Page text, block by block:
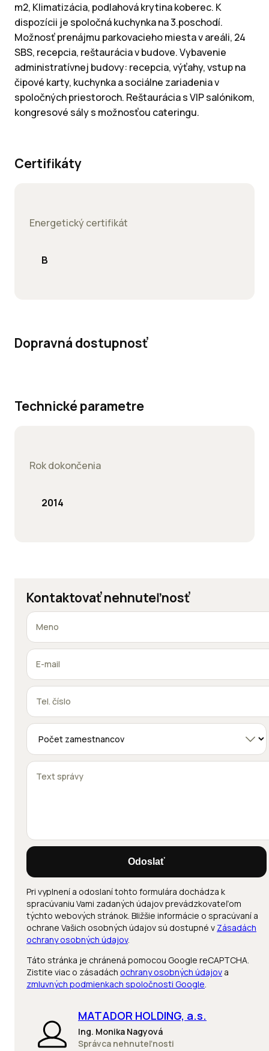
m2, Klimatizácia, podlahová krytina koberec. K
dispozícii je spoločná kuchynka na 3.poschodí.
Možnosť prenájmu parkovacieho miesta v areáli, 24
SBS, recepcia, reštaurácia v budove. Vybavenie
administratívnej budovy: recepcia, výťahy, vstup na
čipové karty, kuchynka a sociálne zariadenia v
spoločných priestoroch. Reštaurácia s VIP salónikom,
kongresové sály s možnosťou cateringu.
Certifikáty
Energetický certifikát
B
Dopravná dostupnosť
Technické parametre
Rok dokončenia
2014
Kontaktovať nehnuteľnosť
Odoslať
Pri vyplnení a odoslaní tohto formulára dochádza k
spracúvaniu Vami zadaných údajov prevádzkovateľom
týchto webových stránok. Bližšie informácie o spracúvaní a
ochrane Vašich osobných údajov sú dostupné v Zásadách
ochrany osobných údajov.
Táto stránka je chránená pomocou Google reCAPTCHA.
Zistite viac o zásadách ochrany osobných údajov a
zmluvných podmienkach spoločnosti Google.
MATADOR HOLDING, a.s.
Ing. Monika Nagyová
Správca nehnuteľnosti